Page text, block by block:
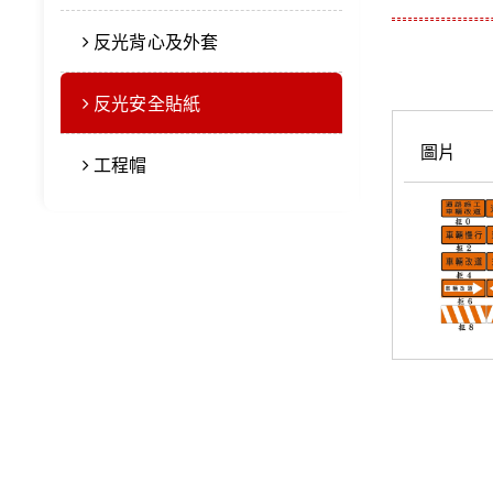
反光背心及外套
反光安全貼紙
工程帽
圖片